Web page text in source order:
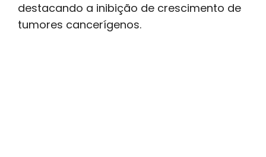
destacando a inibição de crescimento de
tumores cancerígenos.